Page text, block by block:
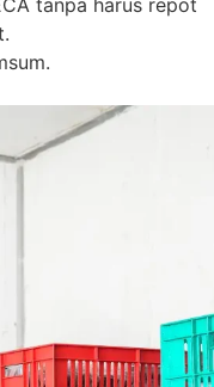
tanpa harus repot